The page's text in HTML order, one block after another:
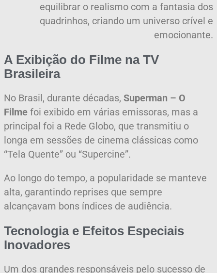
equilibrar o realismo com a fantasia dos
quadrinhos, criando um universo crível e
emocionante.
A Exibição do Filme na TV
Brasileira
No Brasil, durante décadas, Superman – O
Filme foi exibido em várias emissoras, mas a
principal foi a Rede Globo, que transmitiu o
longa em sessões de cinema clássicas como
“Tela Quente” ou “Supercine”.
Ao longo do tempo, a popularidade se manteve
alta, garantindo reprises que sempre
alcançavam bons índices de audiência.
Tecnologia e Efeitos Especiais
Inovadores
Um dos grandes responsáveis pelo sucesso de